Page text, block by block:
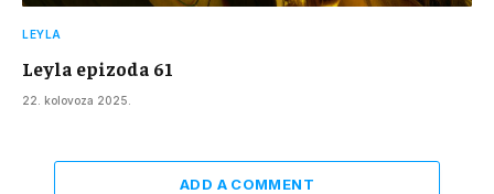
LEYLA
Leyla epizoda 61
22. kolovoza 2025.
ADD A COMMENT